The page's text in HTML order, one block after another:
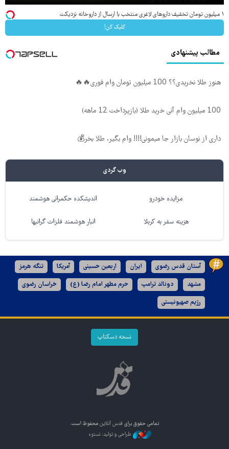
۱ میلیون تومان تخفیف داروهای لاغری منتخب با ارسال از داروخانه نزدیکت
کلیک کن!
مطالب پیشنهادی
هنوز طلا نخریدی؟؟ 100 میلیون تومان وام فوری🔥🔥
100 میلیون وام آنی خرید طلا (بازپرداخت 12 ماهه)
داری از نوسان بازار جا میمونی!!!! وام بگیر، طلا بخر💰
وب گردی
مزایده خودرو اندیشکده حکمرانی هوشمند
هزینه سفر به کربلا انبار هوشمند فلزات گرانبها
آستان قدس رضوی ایران اربعین حسینی آمریکا تنگه هرمز
مشهد دونالد ترامپ حرم مطهر امام رضا (ع) خراسان رضوی
رژیم صهیونیستی
نسخه دسکتاپ
تمامی حقوق برای قدس آنلاین محفوظ است.
طراحی و تولید: نستوه